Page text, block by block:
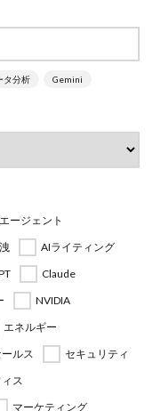
タ分析 Gemini
ージェント
AIライティング
Claude
NVIDIA
エネルギー
ルス
セキュリティ
ス
マーケティング